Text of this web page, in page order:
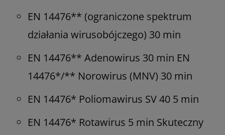
EN 14476** (ograniczone spektrum
działania wirusobójczego) 30 min
EN 14476** Adenowirus 30 min EN
14476*/** Norowirus (MNV) 30 min
EN 14476* Poliomawirus SV 40 5 min
EN 14476* Rotawirus 5 min Skuteczny